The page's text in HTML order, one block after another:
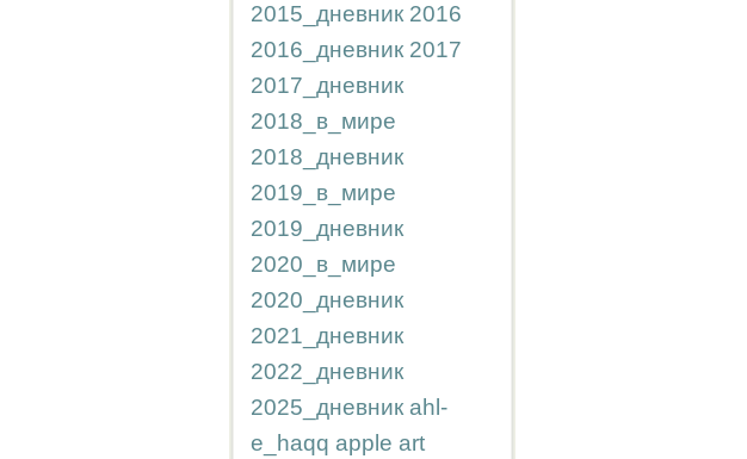
2015_дневник 2016
2016_дневник 2017
2017_дневник
2018_в_мире
2018_дневник
2019_в_мире
2019_дневник
2020_в_мире
2020_дневник
2021_дневник
2022_дневник
2025_дневник ahl-
e_haqq apple art